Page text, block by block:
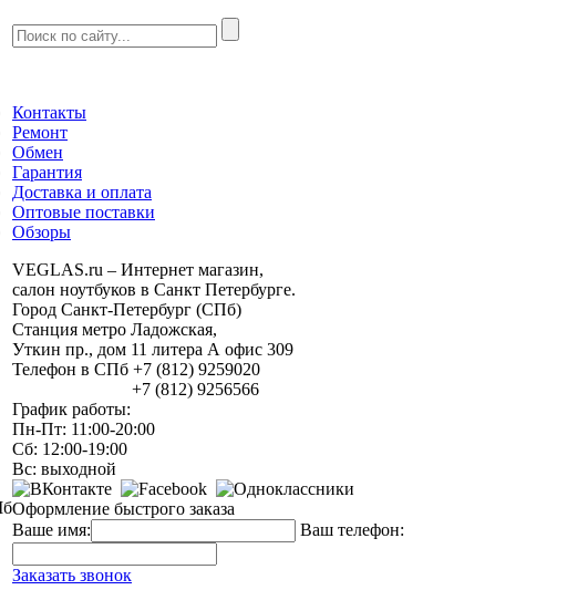
Контакты
Ремонт
Обмен
Гарантия
Доставка и оплата
Оптовые поставки
Обзоры
VEGLAS.ru – Интернет магазин,
салон ноутбуков в Санкт Петербурге.
Город Санкт-Петербург (СПб)
Станция метро Ладожская,
Уткин пр., дом 11 литера А офис 309
Телефон в СПб +7 (812) 9259020
+7 (812) 9256566
График работы:
Пн-Пт: 11:00-20:00
Сб: 12:00-19:00
Вс: выходной
Оформление быстрого заказа
Ваше имя:
Ваш телефон:
Заказать звонок